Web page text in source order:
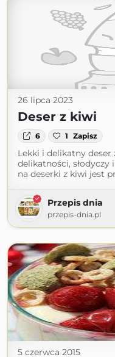
26 lipca 2023
Deser z kiwi
6 1 Zapisz
Lekki i delikatny deser
delikatności,
na deserki z kiwi jest
Przepis dnia
przepis-dnia.pl
5 czerwca 2015